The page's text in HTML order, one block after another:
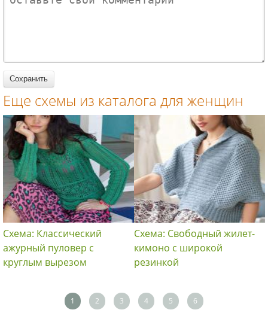
женщин
вязание
Еще схемы из каталога для женщин
Схема: Классический
ажурный пуловер с
круглым вырезом
Схема: Свободный жилет-
кимоно с широкой
резинкой
1 2 3 4 5 6